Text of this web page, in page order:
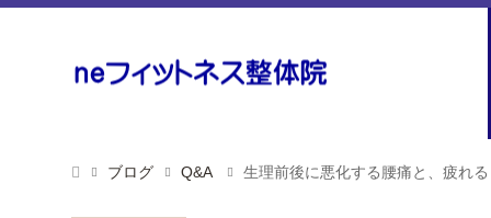
ブログ Q&A 生理前後に悪化する腰痛と、疲れ